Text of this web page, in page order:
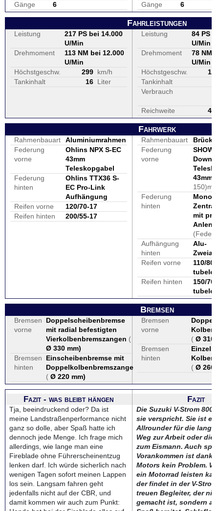
Gänge
6
Gänge
6
Fahrleistungen
Leistung
217 PS bei 14.000
U/Min
Drehmoment
113 NM bei 12.000
U/Min
Höchstgeschw.
299 km/h
Tankinhalt
16 Liter
Leistung
84 PS
U/Min
Drehmoment
78 NM
U/Min
Höchstgeschw.
192
Tankinhalt
Verbrauch
Reichweite 455
Fahrwerk
Rahmenbauart
Aluminiumrahmen
Federung
vorne
Ohlins NPX S-EC
43mm
Teleskopgabel
Federung
hinten
Ohlins TTX36 S-
EC Pro-Link
Aufhängung
Reifen vorne
120/70-17
Reifen hinten
200/55-17
Rahmenbauart
Federung
vorne
Down
43mm
150)mm
Federung
hinten
Mono-
mit
Aufhängung
hinten
Alu-
Reifen vorne
110/
Reifen hinten
150/
Bremsen
Bremsen
vorne
Doppelscheibenbremse
mit radial befestigten
Vierkolbenbremszangen (
Ø 330 mm)
Bremsen
hinten
Einscheibenbremse mit
Doppelkolbenbremszange
( Ø 220 mm)
Bremsen
vorne
Kolben
( Ø 310
Bremsen
hinten
Kolben
( Ø 260
Fazit - was bleibt hängen
Tja, beeindruckend oder? Da ist
meine Landstraßenperformance nicht
ganz so dolle, aber Spaß hatte ich
dennoch jede Menge. Ich frage mich
allerdings, wie lange man eine
Fireblade ohne Führerscheinentzug
lenken darf. Ich würde sicherlich nach
wenigen Tagen sofort meinen Lappen
los sein. Langsam fahren geht
jedenfalls nicht auf der CBR, und
damit kommen wir auch zum Punkt:
Fazit
Die Suzuki V-Strom 800
sie verspricht. Sie ist
Allrounder für die lange
Weg zur Arbeit oder die
zum Eismann. Auch
Vorankommen ist dank
Motors kein Problem.
ein Motorrad leisten
der findet in der V-
treuen Begleiter, der
gemacht ist, sondern